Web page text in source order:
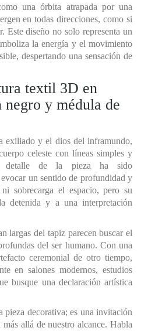
una órbita atrapada por una
en todas direcciones, como si
Este diseño no solo representa un
la energía y el movimiento
despertando una sensación de
textil 3D en
negro y médula de
exiliado y el dios del inframundo,
celeste con líneas simples y
detalle de la pieza ha sido
un sentido de profundidad y
sobrecarga el espacio, pero su
detenida y a una interpretación
largas del tapiz parecen buscar el
del ser humano. Con una
ceremonial de otro tiempo,
en salones modernos, estudios
busque una declaración artística
pieza decorativa; es una invitación
allá de nuestro alcance. Habla